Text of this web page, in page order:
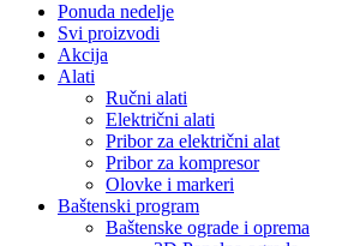
Ponuda nedelje
Svi proizvodi
Akcija
Alati
Ručni alati
Električni alati
Pribor za električni alat
Pribor za kompresor
Olovke i markeri
Baštenski program
Baštenske ograde i oprema